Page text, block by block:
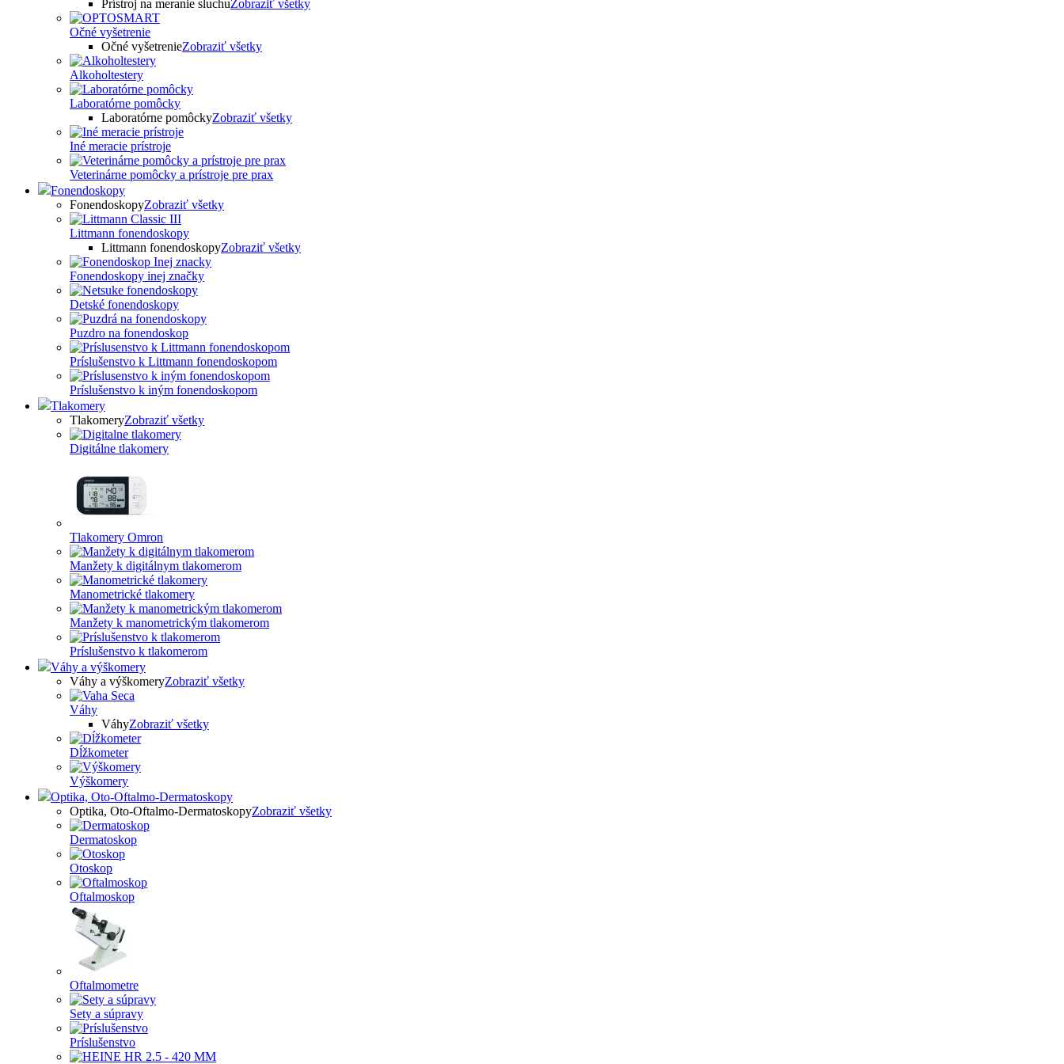
Prístroj na meranie sluchuZobraziť všetky
Očné vyšetrenie
Očné vyšetrenieZobraziť všetky
Alkoholtestery
Laboratórne pomôcky
Laboratórne pomôckyZobraziť všetky
Iné meracie prístroje
Veterinárne pomôcky a prístroje pre prax
Fonendoskopy
FonendoskopyZobraziť všetky
Littmann fonendoskopy
Littmann fonendoskopyZobraziť všetky
Fonendoskopy inej značky
Detské fonendoskopy
Puzdro na fonendoskop
Príslušenstvo k Littmann fonendoskopom
Príslušenstvo k iným fonendoskopom
Tlakomery
TlakomeryZobraziť všetky
Digitálne tlakomery
Tlakomery Omron
Manžety k digitálnym tlakomerom
Manometrické tlakomery
Manžety k manometrickým tlakomerom
Príslušenstvo k tlakomerom
Váhy a výškomery
Váhy a výškomeryZobraziť všetky
Váhy
VáhyZobraziť všetky
Dĺžkometer
Výškomery
Optika, Oto-Oftalmo-Dermatoskopy
Optika, Oto-Oftalmo-DermatoskopyZobraziť všetky
Dermatoskop
Otoskop
Oftalmoskop
Oftalmometre
Sety a súpravy
Príslušenstvo